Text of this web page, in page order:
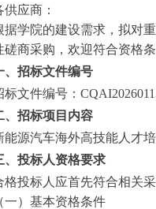
供应商：
据学院的建设需求，拟对
磋商采购，欢迎符合资格
、招标文件编号
标文件编号： CQAI202601
、招标项目内容
能源汽车海外高技能人才
、投标人资格要求
格投标人应首先符合相关
一）基本资格条件